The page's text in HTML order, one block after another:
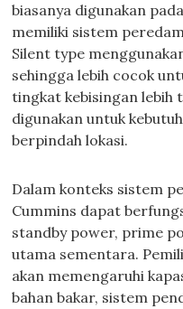
biasanya digunakan
memiliki sistem
Silent type
sehingga lebih cocok
tingkat kebisingan lebih
digunakan untuk
berpindah lokasi.
Dalam konteks sistem
Cummins dapat
standby power, prime
utama sementara.
akan memengaruhi
bahan bakar, sistem